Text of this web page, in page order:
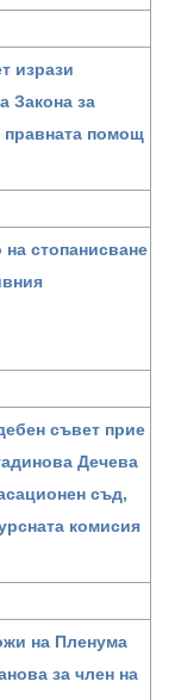
изрази
Закона за
правната помощ
стопанисване
съвет прие
Дечева
съд,
комисия
на Пленума
за член на